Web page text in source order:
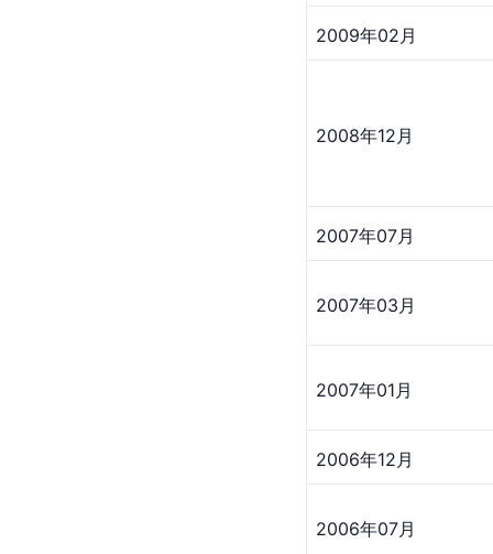
2009年02月
2008年12月
2007年07月
2007年03月
2007年01月
2006年12月
2006年07月